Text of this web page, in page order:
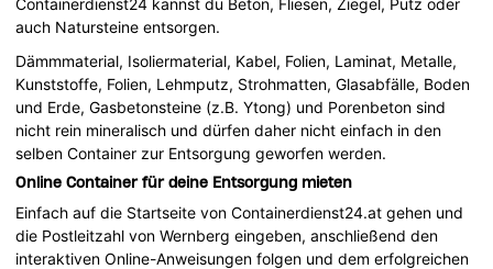
Containerdienst24 kannst du Beton, Fliesen, Ziegel, Putz oder
auch Natursteine entsorgen.
Dämmmaterial, Isoliermaterial, Kabel, Folien, Laminat, Metalle,
Kunststoffe, Folien, Lehmputz, Strohmatten, Glasabfälle, Boden
und Erde, Gasbetonsteine (z.B. Ytong) und Porenbeton sind
nicht rein mineralisch und dürfen daher nicht einfach in den
selben Container zur Entsorgung geworfen werden.
Online Container für deine Entsorgung mieten
Einfach auf die Startseite von Containerdienst24.at gehen und
die Postleitzahl von Wernberg eingeben, anschließend den
interaktiven Online-Anweisungen folgen und dem erfolgreichen